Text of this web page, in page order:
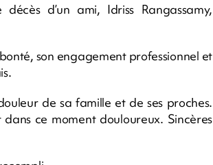
d’un ami, Idriss Rangassamy,
son engagement professionnel et
de sa famille et de ses proches.
ce moment douloureux. Sincères